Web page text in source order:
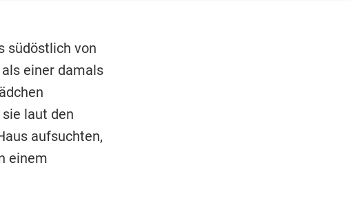
südöstlich von
einer damals
laut den
aufsuchten,
einem